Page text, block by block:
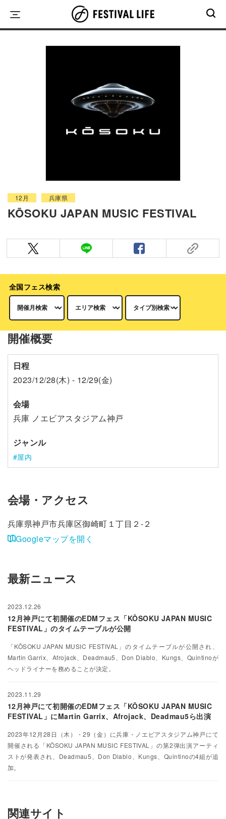
content
12月 兵庫県
KŌSOKU JAPAN MUSIC FESTIVAL
全国フェス検索
開催概要
日程
2023/12/28(木) - 12/29(金)
会場
兵庫 ノエビアスタジアム神戸
ジャンル
屋内
会場・アクセス
兵庫県神戸市兵庫区御崎町１丁目２-２
Googleマップを開く
最新ニュース
2023.12.26
12月神戸にて初開催のEDMフェス「KŌSOKU JAPAN MUSIC
FESTIVAL」のタイムテーブルが公開
「KŌSOKU JAPAN MUSIC FESTIVAL」のタイムテーブルが公開され、
Martin Garrix、Afrojack、Deadmau5、Don Diablo、Kungs、Quintinoが
ヘッドライナーを務めることが決定。
2023.11.29
12月神戸にて初開催のEDMフェス「KŌSOKU JAPAN MUSIC
FESTIVAL」にMartin Garrix、Afrojack、Deadmau5ら出演
2023年12月28日（木）・29（金）に兵庫・ノエビアスタジアム神戸にて
開催される「KŌSOKU JAPAN MUSIC FESTIVAL」の第2弾出演アーティ
ストが発表され、Deadmau5、Don Diablo、Kungs、Quintinoの4組が追
加。
関連サイト